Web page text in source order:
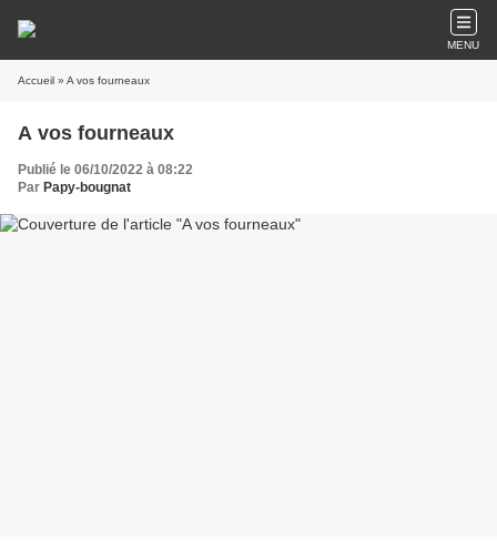
MENU
Accueil » A vos fourneaux
A vos fourneaux
Publié le 06/10/2022 à 08:22
Par Papy-bougnat